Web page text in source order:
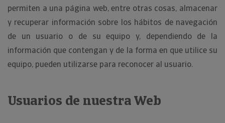
permiten a una página web, entre otras cosas, almacenar
y recuperar información sobre los hábitos de navegación
de un usuario o de su equipo y, dependiendo de la
información que contengan y de la forma en que utilice su
equipo, pueden utilizarse para reconocer al usuario.
Usuarios de nuestra Web